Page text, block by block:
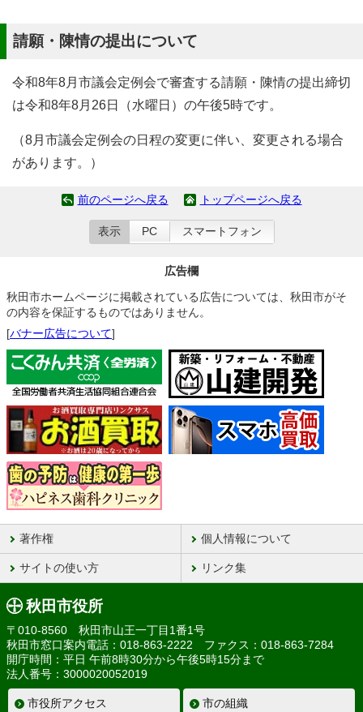
請願・陳情の提出について
令和8年8月市議会定例会で審査する請願・陳情の提出締切
は令和8年8月26日（水曜日）の午後5時です。
（8月市議会定例会の日程の変更に伴い、変更される場合
があります。）
前のページへ戻る トップページへ戻る
表示 PC スマートフォン
広告欄
秋田市ホームページに掲載されている広告については、秋田市がそ
の内容を保証するものではありません。
[バナー広告について]
著作権 個人情報について
サイトの使い方 リンク集
秋田市役所
〒010-8560 秋田市山王一丁目1番1号
秋田市窓口案内電話：018-863-2222 ファクス：018-863-7284
開庁時間：平日 午前8時30分から午後5時15分まで
法人番号：3000020052019
市役所アクセス 市の組織